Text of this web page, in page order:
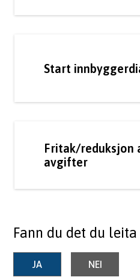
Start
Fritak/reduksjon
avgifter
Fann du det du
JA NEI